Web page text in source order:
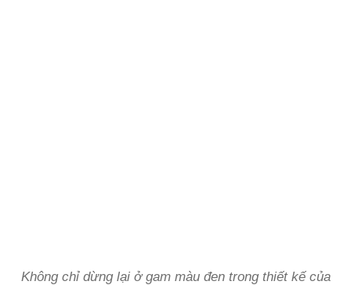
Không chỉ dừng lại ở gam màu đen trong thiết kế của